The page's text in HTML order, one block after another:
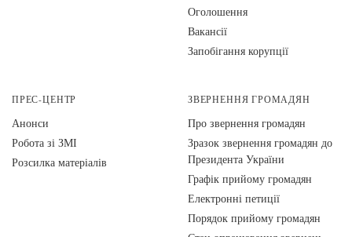
Оголошення
Вакансії
Запобігання корупції
ПРЕС-ЦЕНТР
Анонси
Робота зі ЗМІ
Розсилка матеріалів
ЗВЕРНЕННЯ ГРОМАДЯН
Про звернення громадян
Зразок звернення громадян до
Президента України
Графік прийому громадян
Електронні петиції
Порядок прийому громадян